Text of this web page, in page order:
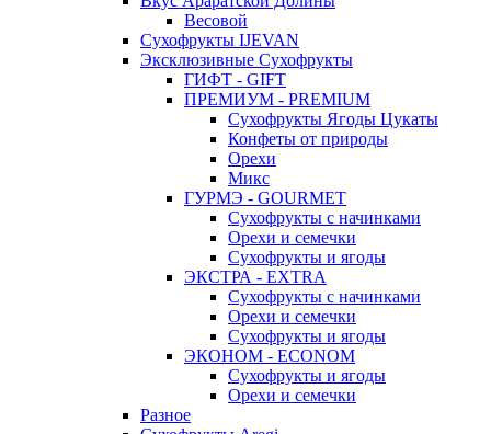
Весовой
Сухофрукты IJEVAN
Эксклюзивные Сухофрукты
ГИФТ - GIFT
ПРЕМИУМ - PREMIUM
Сухофрукты Ягоды Цукаты
Конфеты от природы
Орехи
Микс
ГУРМЭ - GOURMET
Сухофрукты с начинками
Орехи и семечки
Сухофрукты и ягоды
ЭКСТРА - EXTRA
Сухофрукты с начинками
Орехи и семечки
Сухофрукты и ягоды
ЭКОНОМ - ECONOM
Сухофрукты и ягоды
Орехи и семечки
Разное